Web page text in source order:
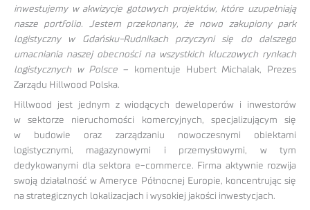
inwestujemy w akwizycje gotowych projektów, które uzupełniają
nasze portfolio.
Jestem przekonany, że nowo zakupiony park
logistyczny w Gdańsku-Rudnikach przyczyni się do dalszego
umacniania naszej obecności na wszystkich kluczowych rynkach
logistycznych w Polsce– komentuje Hubert Michalak, Prezes
Zarządu Hillwood Polska.
Hillwood jest jednym z wiodących deweloperów i inwestorów
w sektorze nieruchomości komercyjnych, specjalizującym się
w budowie oraz zarządzaniu nowoczesnymi obiektami
logistycznymi, magazynowymi i przemysłowymi, w tym
dedykowanymi dla sektora e-commerce. Firma aktywnie rozwija
swoją działalność w Ameryce Północnej Europie, koncentrując się
na strategicznych lokalizacjach i wysokiej jakości inwestycjach.